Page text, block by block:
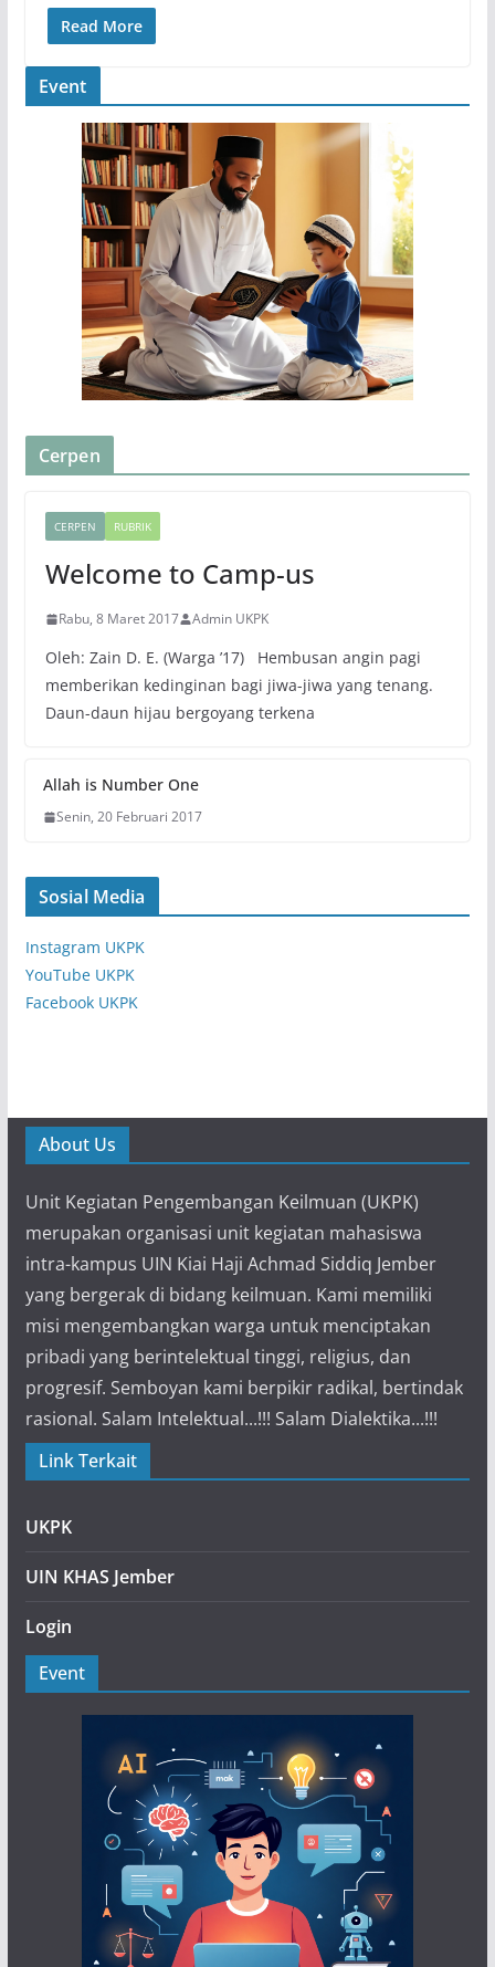
Read More
Event
Cerpen
CERPEN RUBRIK
Welcome to Camp-us
Rabu, 8 Maret 2017 Admin UKPK
Oleh: Zain D. E. (Warga ’17) Hembusan angin pagi
memberikan kedinginan bagi jiwa-jiwa yang tenang.
Daun-daun hijau bergoyang terkena
Allah is Number One
Senin, 20 Februari 2017
Sosial Media
Instagram UKPK
YouTube UKPK
Facebook UKPK
About Us
Unit Kegiatan Pengembangan Keilmuan (UKPK)
merupakan organisasi unit kegiatan mahasiswa
intra-kampus UIN Kiai Haji Achmad Siddiq Jember
yang bergerak di bidang keilmuan. Kami memiliki
misi mengembangkan warga untuk menciptakan
pribadi yang berintelektual tinggi, religius, dan
progresif. Semboyan kami berpikir radikal, bertindak
rasional. Salam Intelektual...!!! Salam Dialektika...!!!
Link Terkait
UKPK
UIN KHAS Jember
Login
Event